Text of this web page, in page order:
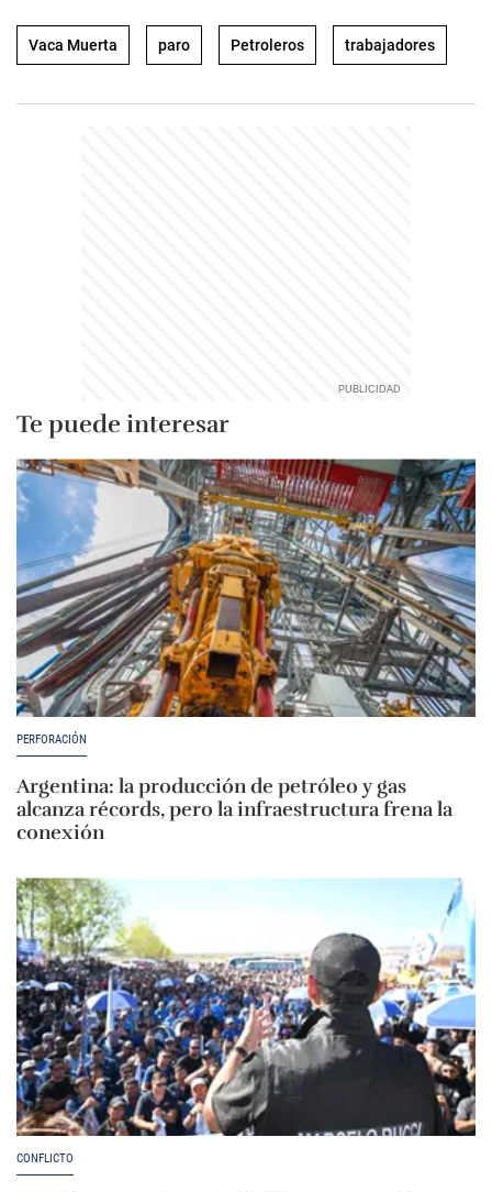
Vaca Muerta paro Petroleros trabajadores
Te puede interesar
PERFORACIÓN
Argentina: la producción de petróleo y gas
alcanza récords, pero la infraestructura frena la
conexión
CONFLICTO